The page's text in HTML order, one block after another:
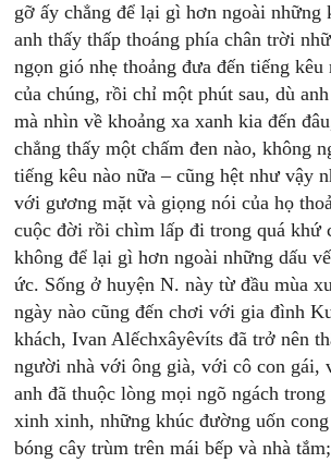
gỡ ấy chẳng để lại gì hơn ngoài
anh thấy thấp thoáng phía chân trời
ngọn gió nhẹ thoảng đưa đến tiếng kêu
của chúng, rồi chỉ một phút sau, dù
mà nhìn về khoảng xa xanh kia đến
chẳng thấy một chấm đen nào, không
tiếng kêu nào nữa – cũng hệt như vậy
với gương mặt và giọng nói của họ
cuộc đời rồi chìm lấp đi trong quá khứ
không để lại gì hơn ngoài những dấu
ức. Sống ở huyện N. này từ đầu mùa
ngày nào cũng đến chơi với gia đình
khách, Ivan Alếchxâyêvíts đã trở nên
người nhà với ông già, với cô con gái,
anh đã thuộc lòng mọi ngõ ngách trong
xinh xinh, những khúc đường uốn
bóng cây trùm trên mái bếp và nhà